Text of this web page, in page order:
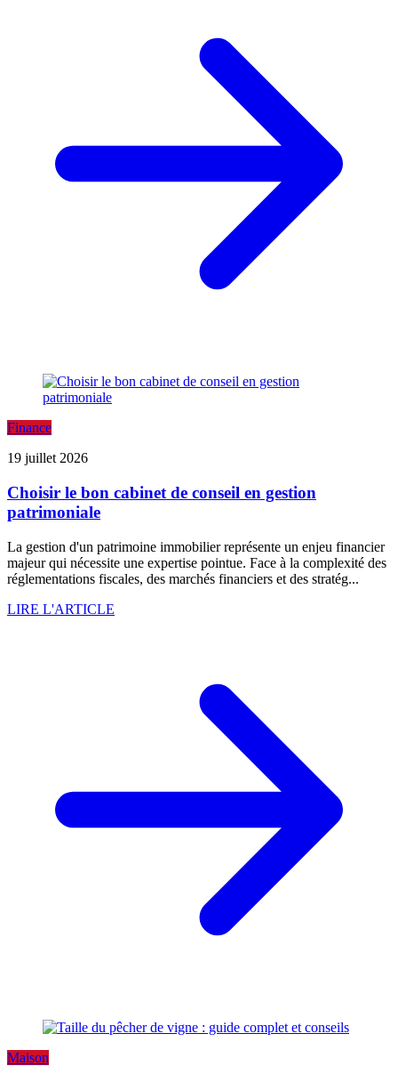
Finance
19 juillet 2026
Choisir le bon cabinet de conseil en gestion
patrimoniale
La gestion d'un patrimoine immobilier représente un enjeu financier
majeur qui nécessite une expertise pointue. Face à la complexité des
réglementations fiscales, des marchés financiers et des stratég...
LIRE L'ARTICLE
Maison